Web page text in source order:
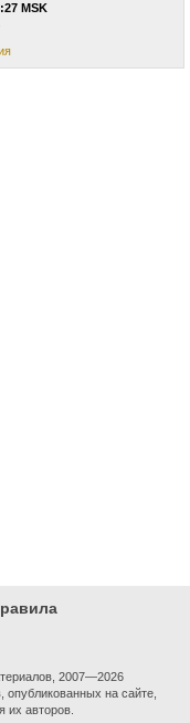
MSK
2007—2026
на сайте,
их авторов.